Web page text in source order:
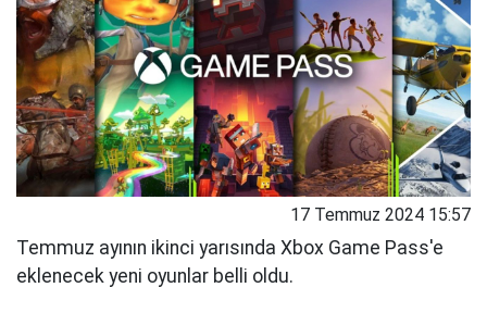
17 Temmuz 2024 15:57
Temmuz ayının ikinci yarısında Xbox Game Pass'e
eklenecek yeni oyunlar belli oldu.